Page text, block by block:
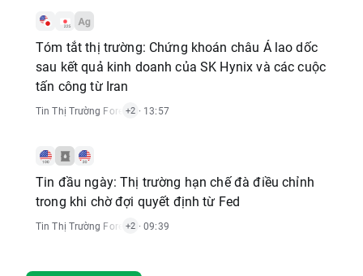
Tóm tắt thị trường: Chứng khoán châu Á lao dốc
sau kết quả kinh doanh của SK Hynix và các cuộc
tấn công từ Iran
Tin Thị Trường Forex,Tin Thị Trường Hàng Hóa
+2 · 13:57
Tin đầu ngày: Thị trường hạn chế đà điều chỉnh
trong khi chờ đợi quyết định từ Fed
Tin Thị Trường Forex,Tin Thị Trường Chỉ Số
+2 · 09:39